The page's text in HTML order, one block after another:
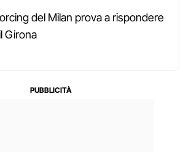
del Milan prova a rispondere
Girona